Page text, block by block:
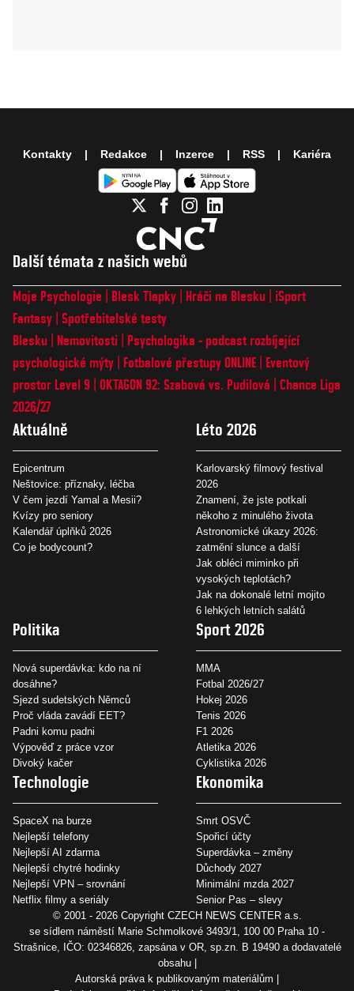
Další témata z našich webů
Moje Psychologie Blesk Tlapky Hráči na Blesku
iSport
Fantasy Spotřebitelské testy
Blesku
Nemovitosti
Psychologika - podcast rozbíjející
psychologické mýty
Fotbalové přestupy ONLINE
Eventový
prostor Level 9 OKTAGON 92: Szabová vs. Pudilová
Chance Liga
2026/27
Aktuálně
Epicentrum
Neštovice: příznaky, léčba
V čem jezdí Yamal a Mesii?
Kvízy pro seniory
Kalendář úplňků 2026
Co je bodycount?
Léto 2026
Karlovarský filmový festival
2026
Znamení, že jste potkali
někoho z minulého života
Astronomické úkazy 2026:
zatmění slunce a další
Jak obléci miminko při
vysokých teplotách?
Jak na dokonalé letní mojito
6 lehkých letních salátů
Politika
Nová superdávka: kdo na ní
dosáhne?
Sjezd sudetských Němců
Proč vláda zavádí EET?
Padni komu padni
Výpověď z práce vzor
Divoký kačer
Sport 2026
MMA
Fotbal 2026/27
Hokej 2026
Tenis 2026
F1 2026
Atletika 2026
Cyklistika 2026
Technologie
SpaceX na burze
Nejlepší telefony
Nejlepší AI zdarma
Nejlepší chytré hodinky
Nejlepší VPN – srovnání
Netflix filmy a seriály
Ekonomika
Smrt OSVČ
Spořicí účty
Superdávka – změny
Důchody 2027
Minimální mzda 2027
Senior Pas – slevy
Kontakty Redakce Inzerce RSS Kariéra
© 2001 - 2026 Copyright CZECH NEWS CENTER a.s.
se sídlem náměstí Marie Schmolkové 3493/1, 100 00 Praha 10 -
Strašnice, IČO: 02346826, zapsána v OR, sp.zn. B 19490 a dodavatelé
obsahu
Autorská práva k publikovaným materiálům